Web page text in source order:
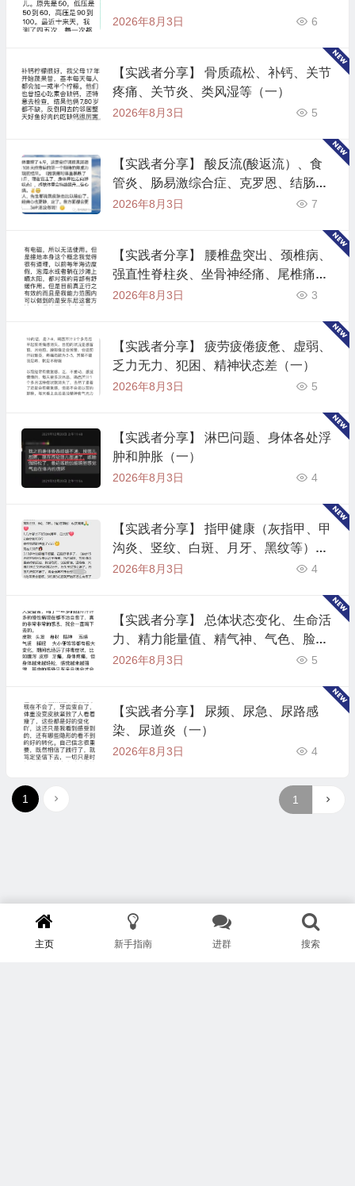
2026年8月3日 6
【实践者分享】 骨质疏松、补钙、关节
疼痛、关节炎、类风湿等（一）
2026年8月3日 5
【实践者分享】 酸反流(酸返流）、食
管炎、肠易激综合症、克罗恩、结肠
炎、肠绞痛
2026年8月3日 7
【实践者分享】 腰椎盘突出、颈椎病、
强直性脊柱炎、坐骨神经痛、尾椎痛、
肩周炎、脊柱侧弯（一）
2026年8月3日 3
【实践者分享】 疲劳疲倦疲惫、虚弱、
乏力无力、犯困、精神状态差（一）
2026年8月3日 5
【实践者分享】 淋巴问题、身体各处浮
肿和肿胀（一）
2026年8月3日 4
【实践者分享】 指甲健康（灰指甲、甲
沟炎、竖纹、白斑、月牙、黑纹等）
（一）
2026年8月3日 4
【实践者分享】 总体状态变化、生命活
力、精力能量值、精气神、气色、脸
色、心态等的变化（一）
2026年8月3日 5
【实践者分享】 尿频、尿急、尿路感
染、尿道炎（一）
2026年8月3日 4
1
主页 新手指南 进群 搜索